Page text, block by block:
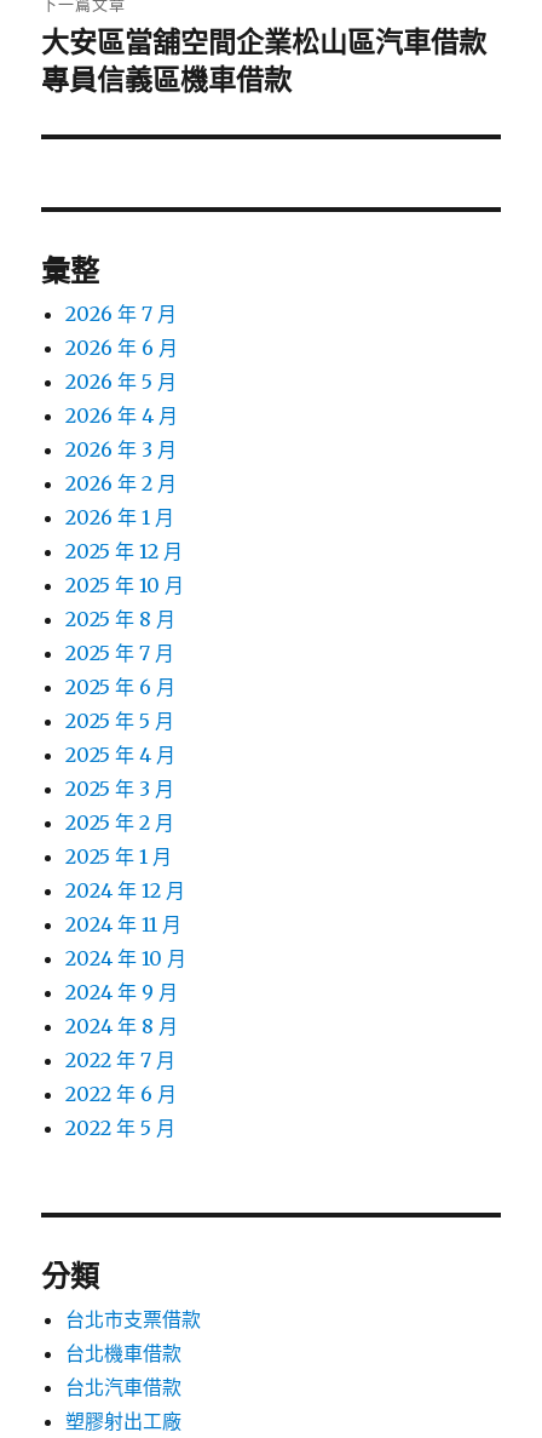
下
一
文
大安區當舖空間企業松山區汽車借款
專員信義區機車借款
彙整
2026 年 7 月
2026 年 6 月
2026 年 5 月
2026 年 4 月
2026 年 3 月
2026 年 2 月
2026 年 1 月
2025 年 12 月
2025 年 10 月
2025 年 8 月
2025 年 7 月
2025 年 6 月
2025 年 5 月
2025 年 4 月
2025 年 3 月
2025 年 2 月
2025 年 1 月
2024 年 12 月
2024 年 11 月
2024 年 10 月
2024 年 9 月
2024 年 8 月
2022 年 7 月
2022 年 6 月
2022 年 5 月
分類
台北市支票借款
台北機車借款
台北汽車借款
塑膠射出工廠